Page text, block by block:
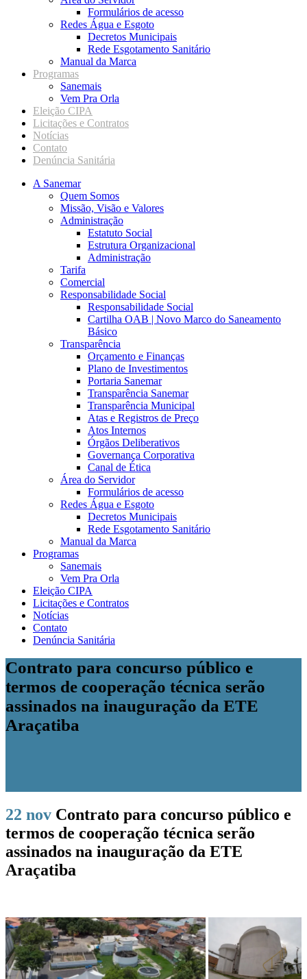
Formulários de acesso
Redes Água e Esgoto
Decretos Municipais
Rede Esgotamento Sanitário
Manual da Marca
Programas
Sanemais
Vem Pra Orla
Eleição CIPA
Licitações e Contratos
Notícias
Contato
Denúncia Sanitária
A Sanemar
Quem Somos
Missão, Visão e Valores
Administração
Estatuto Social
Estrutura Organizacional
Administração
Tarifa
Comercial
Responsabilidade Social
Responsabilidade Social
Cartilha OAB | Novo Marco do Saneamento
Básico
Transparência
Orçamento e Finanças
Plano de Investimentos
Portaria Sanemar
Transparência Sanemar
Transparência Municipal
Atas e Registros de Preço
Atos Internos
Órgãos Deliberativos
Governança Corporativa
Canal de Ética
Área do Servidor
Formulários de acesso
Redes Água e Esgoto
Decretos Municipais
Rede Esgotamento Sanitário
Manual da Marca
Programas
Sanemais
Vem Pra Orla
Eleição CIPA
Licitações e Contratos
Notícias
Contato
Denúncia Sanitária
Contrato para concurso público e
termos de cooperação técnica serão
assinados na inauguração da ETE
Araçatiba
22 nov Contrato para concurso público e
termos de cooperação técnica serão
assinados na inauguração da ETE
Araçatiba